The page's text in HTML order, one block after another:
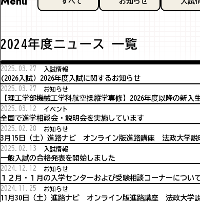
2024年度ニュース 一覧
(2026入試）2026年度入試に関するお知らせ
2025.03.27 入試情報
【理工学部機械工学科航空操縦学専修】2026年度以降の新
2025.03.27 お知らせ
全国で進学相談会・説明会を実施しています
2025.03.12 イベント
3月15日（土）進路ナビ オンライン版進路講座 法政大学説
2025.02.28 お知らせ
一般入試の合格発表を開始しました
2025.02.13 入試情報
１２月・１月の入学センターおよび受験相談コーナーについ
2024.12.12 お知らせ
11月30日（土）進路ナビ オンライン版進路講座 法政大学
2024.11.25 お知らせ